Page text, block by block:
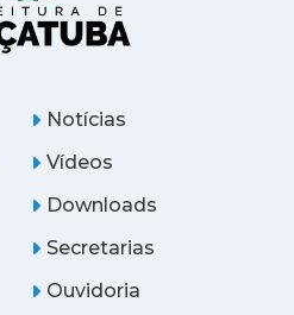
Notícias
Vídeos
Downloads
Secretarias
Ouvidoria